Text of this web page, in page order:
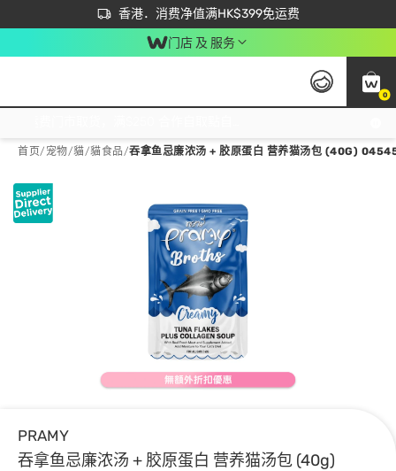
香港．消费净值满HK$399免运费
立即成为易赏钱会员尽享独家优惠
首次APP下单买满$450 输入 NEWAPP 即减$50
门店 及 服务
0
首页/ 宠物/貓/貓食品/吞拿鱼忌廉浓汤 + 胶原蛋白 营养猫汤包 (40G)
PRAMY
吞拿鱼忌廉浓汤 + 胶原蛋白 营养猫汤包 (40g)